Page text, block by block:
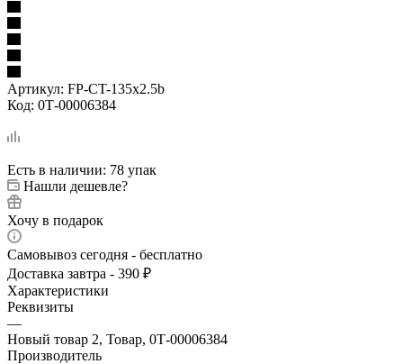
Артикул: FP-CT-135x2.5b
Код: 0Т-00006384
Есть в наличии: 78 упак
Нашли дешевле?
Хочу в подарок
Самовывоз сегодня - бесплатно
Доставка завтра - 390 ₽
Характеристики
Реквизиты
—
Новый товар 2, Товар, 0Т-00006384
Производитель